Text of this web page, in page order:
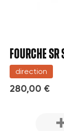
FOURCHE
direction
280,00 €